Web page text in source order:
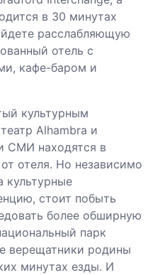
в 30 минутах
расслабляющую
отель с
кафе-баром и
культурным
Alhambra и
СМИ находятся в
отеля. Но независимо
культурные
стоит побыть
более обширную
парк
верещатники родины
минутах езды. И